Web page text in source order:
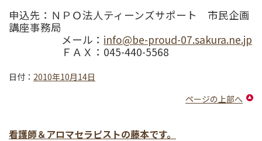
申込先：ＮＰＯ法人ティーンズサポート 市民企画
講座事務局
メール： info@be-proud-07.sakura.ne.jp
ＦＡＸ：045-440-5568
日付： 2010年10月14日
ページの上部へ
看護師＆アロマセラピストの藤本です。